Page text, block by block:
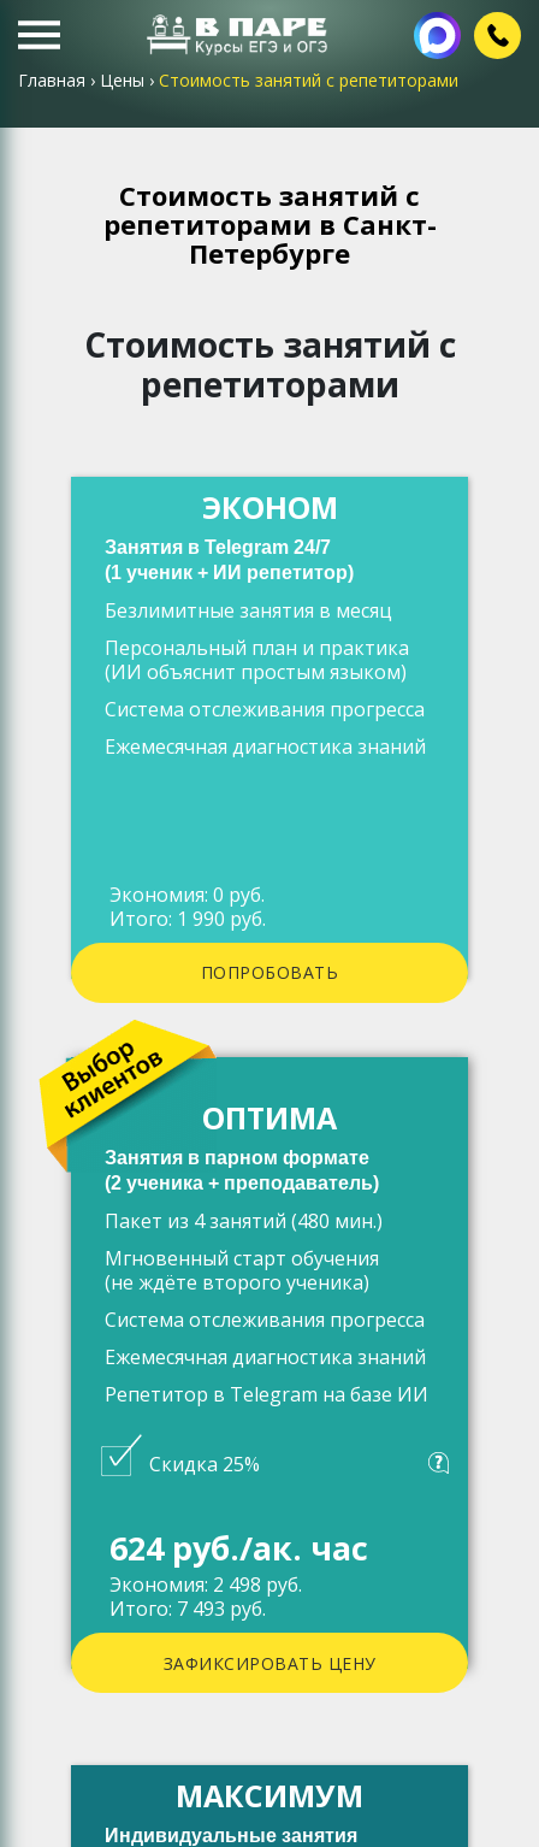
Главная › Цены › Стоимость занятий с репетиторами
Стоимость занятий с
репетиторами в Санкт-
Петербурге
Стоимость занятий с
репетиторами
ЭКОНОМ
Занятия в Telegram 24/7
(1 ученик + ИИ репетитор)
Безлимитные занятия в месяц
Персональный план и практика
(ИИ объяснит простым языком)
Система отслеживания прогресса
Ежемесячная диагностика знаний
Экономия: 0 руб.
Итого: 1 990 руб.
ПОПРОБОВАТЬ
ОПТИМА
Занятия в парном формате
(2 ученика + преподаватель)
Пакет из 4 занятий (480 мин.)
Мгновенный старт обучения
(не ждёте второго ученика)
Система отслеживания прогресса
Ежемесячная диагностика знаний
Репетитор в Telegram на базе ИИ
Скидка 25%
624 руб./ак. час
Экономия: 2 498 руб.
Итого: 7 493 руб.
ЗАФИКСИРОВАТЬ ЦЕНУ
МАКСИМУМ
Индивидуальные занятия